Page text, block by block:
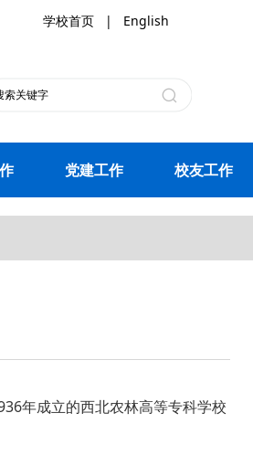
学校首页 | English
党建工作 校友工作
年成立的西北农林高等专科学校